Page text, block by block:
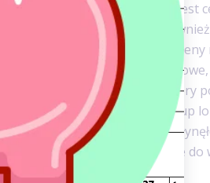
zakupionej nieruchomości jest
ceną samej nieruchomości,
tu zaliczyć np. koszty
sporządzenie aktu, opłaty
koszty pośrednika, który
Jeśli wzięliśmy kredyt na zakup
bankowi do wynajęcia jej
odsetki mogą być doliczone do